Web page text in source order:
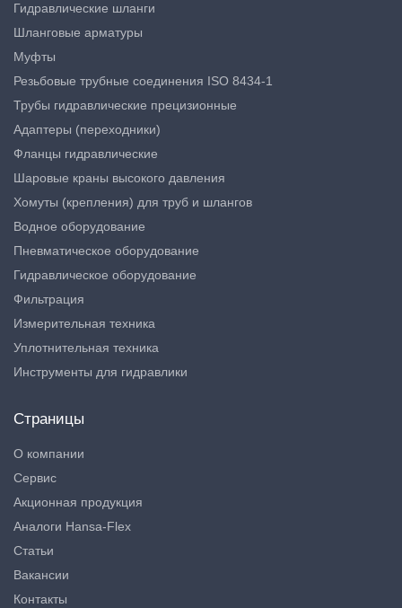
Гидравлические шланги
Шланговые арматуры
Муфты
Резьбовые трубные соединения ISO 8434-1
Трубы гидравлические прецизионные
Адаптеры (переходники)
Фланцы гидравлические
Шаровые краны высокого давления
Хомуты (крепления) для труб и шлангов
Водное оборудование
Пневматическое оборудование
Гидравлическое оборудование
Фильтрация
Измерительная техника
Уплотнительная техника
Инструменты для гидравлики
Страницы
О компании
Сервис
Акционная продукция
Аналоги Hansa-Flex
Статьи
Вакансии
Контакты